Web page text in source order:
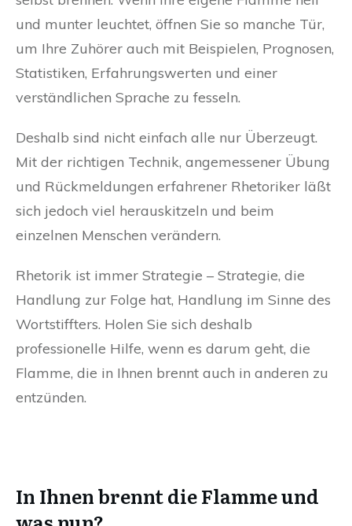
und munter leuchtet, öffnen Sie so manche Tür,
um Ihre Zuhörer auch mit Beispielen, Prognosen,
Statistiken, Erfahrungswerten und einer
verständlichen Sprache zu fesseln.
Deshalb sind nicht einfach alle nur Überzeugt.
Mit der richtigen Technik, angemessener Übung
und Rückmeldungen erfahrener Rhetoriker läßt
sich jedoch viel herauskitzeln und beim
einzelnen Menschen verändern.
Rhetorik ist immer Strategie – Strategie, die
Handlung zur Folge hat, Handlung im Sinne des
Wortstiffters. Holen Sie sich deshalb
professionelle Hilfe, wenn es darum geht, die
Flamme, die in Ihnen brennt auch in anderen zu
entzünden.
In Ihnen brennt die Flamme und